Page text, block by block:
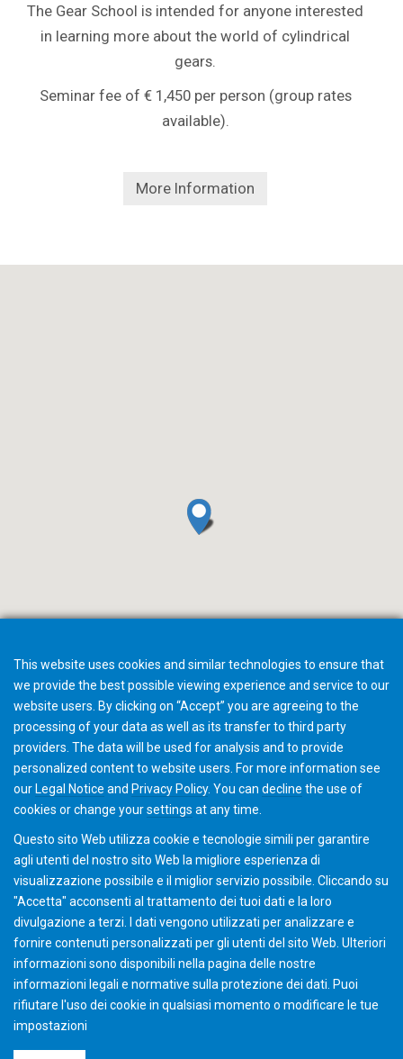
The Gear School is intended for anyone interested
in learning more about the world of cylindrical
gears.
Seminar fee of € 1,450 per person (group rates
available).
More Information
This website uses cookies and similar technologies to ensure that
we provide the best possible viewing experience and service to our
website users. By clicking on “Accept” you are agreeing to the
processing of your data as well as its transfer to third party
providers. The data will be used for analysis and to provide
personalized content to website users. For more information see
our Legal Notice and Privacy Policy. You can decline the use of
cookies or change yoursettings at any time.
Questo sito Web utilizza cookie e tecnologie simili per garantire
agli utenti del nostro sito Web la migliore esperienza di
visualizzazione possibile e il miglior servizio possibile. Cliccando su
"Accetta" acconsenti al ​​trattamento dei tuoi dati e la loro
divulgazione a terzi. I dati vengono utilizzati per analizzare e
fornire contenuti personalizzati per gli utenti del sito Web. Ulteriori
informazioni sono disponibili nella pagina delle nostre
informazioni legali e normative sulla protezione dei dati. Puoi
rifiutare l'uso dei cookie in qualsiasi momento o modificare le tue
impostazioni